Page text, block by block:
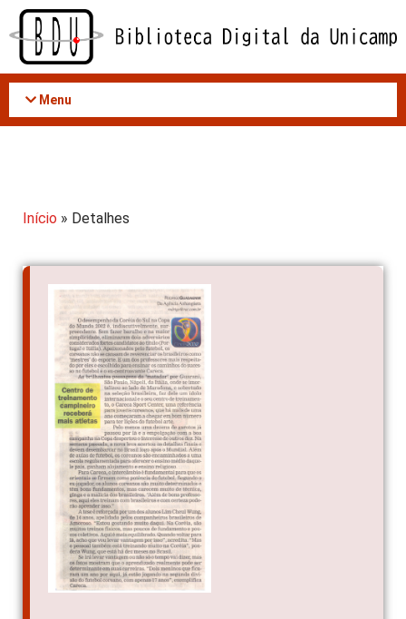
Acessar
conteúdo
Menu
Início » Detalhes